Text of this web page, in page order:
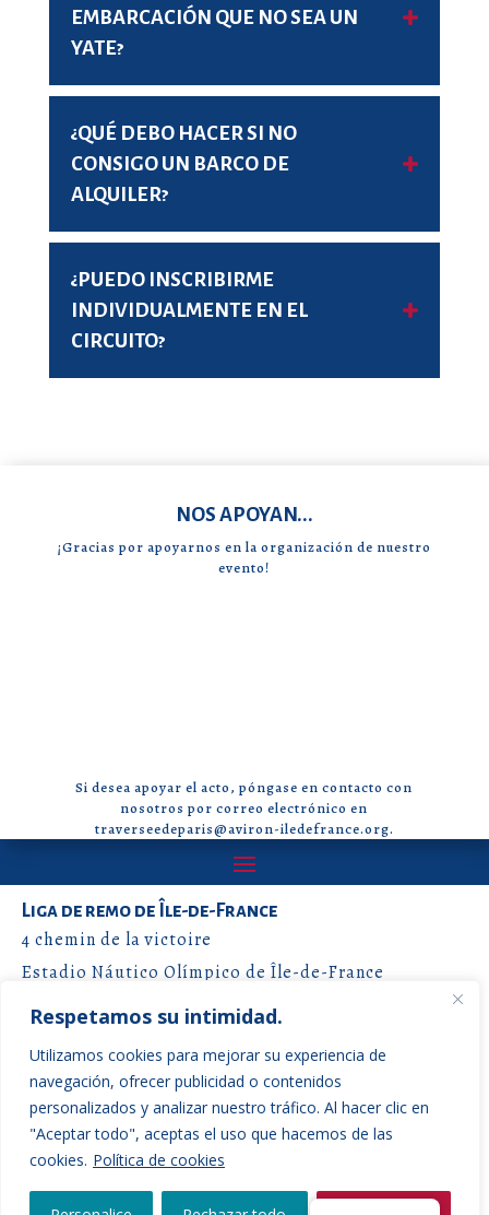
Respetamos su intimidad.
Utilizamos cookies para mejorar su experiencia de
navegación, ofrecer publicidad o contenidos
personalizados y analizar nuestro tráfico. Al hacer clic en
"Aceptar todo", aceptas el uso que hacemos de las
cookies. Política de cookies
EMBARCACIÓN QUE NO SEA UN
YATE?
¿QUÉ DEBO HACER SI NO
CONSIGO UN BARCO DE
ALQUILER?
¿PUEDO INSCRIBIRME
INDIVIDUALMENTE EN EL
CIRCUITO?
NOS APOYAN...
¡Gracias por apoyarnos en la organización de nuestro
evento!
Si desea apoyar el acto, póngase en contacto con
nosotros por correo electrónico en
traverseedeparis@aviron-iledefrance.org.
Liga de remo de Île-de-France
4 chemin de la victoire
Estadio Náutico Olímpico de Île-de-France
77360 Vaires-sur-Marne
traverseedeparis@aviron-iledefrance.org
Siga nuestras noticias y manténgase informado